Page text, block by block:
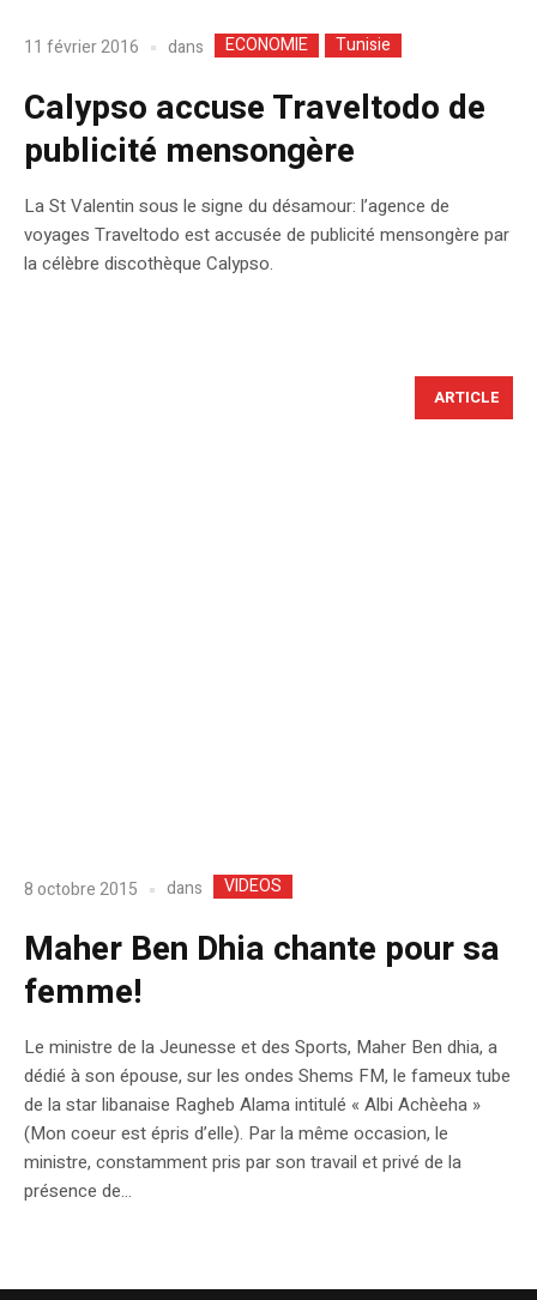
11 février 2016 dans ECONOMIE Tunisie
Calypso accuse Traveltodo de
publicité mensongère
La St Valentin sous le signe du désamour: l’agence de
voyages Traveltodo est accusée de publicité mensongère par
la célèbre discothèque Calypso.
ARTICLE
8 octobre 2015 dans VIDEOS
Maher Ben Dhia chante pour sa
femme!
Le ministre de la Jeunesse et des Sports, Maher Ben dhia, a
dédié à son épouse, sur les ondes Shems FM, le fameux tube
de la star libanaise Ragheb Alama intitulé « Albi Achèeha »
(Mon coeur est épris d’elle). Par la même occasion, le
ministre, constamment pris par son travail et privé de la
présence de...